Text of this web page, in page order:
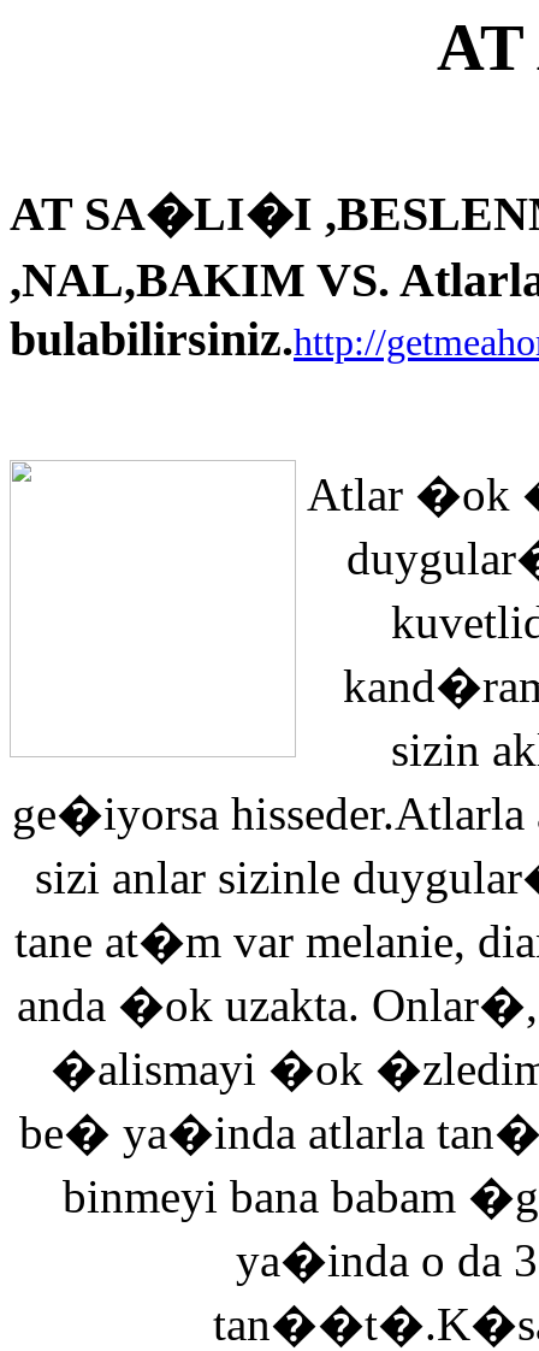
AT SA�LI�I
,NAL,BAKIM VS.
bulabilirsiniz.http://
Atlar �ok
sizin
ge�iyorsa
sizi anlar sizinle
tane at�m var melanie,
anda �ok uzakta.
�alismayi �ok
be� ya�inda atlarla
binmeyi bana babam
ya�inda o da